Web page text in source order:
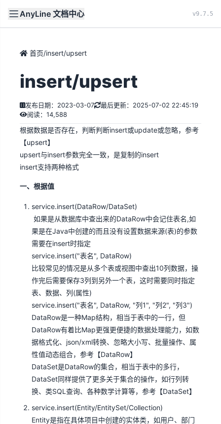
AnyLine 文档中心 v9.7.5
文档 首页
首页/insert/upsert
insert/upsert
发布日期：2023-03-07
最后更新：2025-07-02 22:45:19
阅读：14,588
根据数据是否存在，判断判断insert或update或忽略，参考
【upsert】
upsert与insert参数完全一致，是复制的insert
insert支持两种格式
一、根据值
service.insert(DataRow/DataSet)
如果是从数据库中查出来的DataRow中会记住表名,如
果是在Java中创建的而且没有设置数据来源(表)的参数
需要在insert时指定
service.insert("表名", DataRow)
比较常见的情况是从多个表或视图中查出10列数据，操
作完后需要保存3列到另外一个表，这时需要同时指定
表、数据、列(属性)
service.insert("表名", DataRow, "列1", "列2", "列3")
DataRow是一种Map结构，相当于表中的一行，但
DataRow有着比Map更强更便捷的数据处理能力，如数
据格式化、json/xml转换、忽略大小写、批量操作、属
性值动态组合，参考【DataRow】
DataSet是DataRow的集合，相当于表中的多行，
DataSet同样提供了更多关于集合的操作，如行列转
换、类SQL查询、各种数学计算等，参考【DataSet】
service.insert(Entity/EntitySet/Collection)
Entity是指在具体项目中创建的实体类，如用户、部门